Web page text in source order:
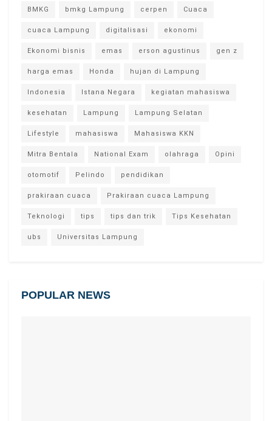
BMKG bmkg Lampung cerpen Cuaca
cuaca Lampung digitalisasi ekonomi
Ekonomi bisnis emas erson agustinus gen z
harga emas Honda hujan di Lampung
Indonesia Istana Negara kegiatan mahasiswa
kesehatan Lampung Lampung Selatan
Lifestyle mahasiswa Mahasiswa KKN
Mitra Bentala National Exam olahraga Opini
otomotif Pelindo pendidikan
prakiraan cuaca Prakiraan cuaca Lampung
Teknologi tips tips dan trik Tips Kesehatan
ubs Universitas Lampung
POPULAR NEWS